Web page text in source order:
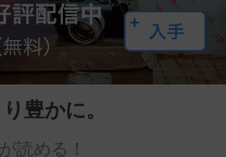
豊かに。
読める！